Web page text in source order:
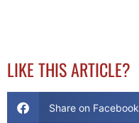
LIKE THIS ARTICLE?
Share on Facebook